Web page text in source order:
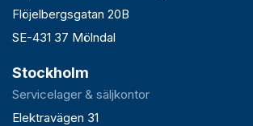
Flöjelbergsgatan 20B
SE-431 37 Mölndal
Stockholm
Servicelager & säljkontor
Elektravägen 31